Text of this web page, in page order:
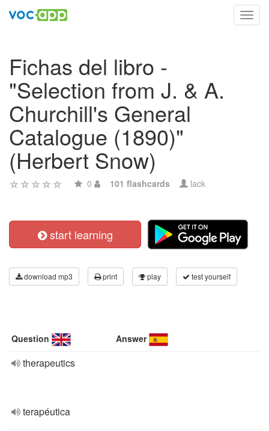
Fichas del libro -
"Selection from J. & A.
Churchill's General
Catalogue (1890)"
(Herbert Snow)
0 101 flashcards lack
start learning
download mp3 print play test yourself
Question Answer
therapeutics
terapéutica